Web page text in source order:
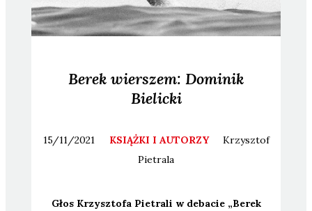
Berek wierszem: Dominik
Bielicki
15/11/2021 KSIĄŻKI I AUTORZY
Krzysztof
Pietrala
Głos Krzysz­to­fa Pie­tra­li w deba­cie „Berek